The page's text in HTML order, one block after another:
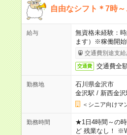
自由なシフト＊7時
給与
無資格未経験：
ます）※稼働開始
交通費別途支給
交通費 交通費全
勤務地
石川県金沢市
金沢駅 / 新西金沢
＜シニア向けマ
勤務時間
★1日4時間～の
ど 残業なし！